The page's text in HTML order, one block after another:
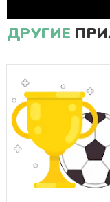
ДРУГИЕ